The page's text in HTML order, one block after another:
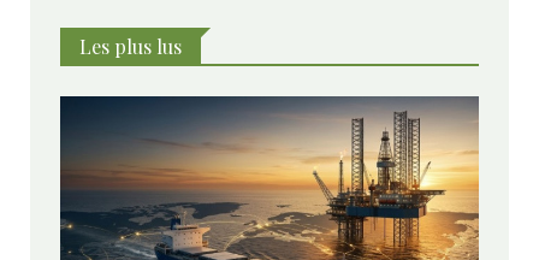
Les plus lus